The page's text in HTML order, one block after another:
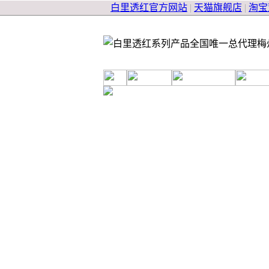
白里透红官方网站 | 天猫旗舰店 | 淘